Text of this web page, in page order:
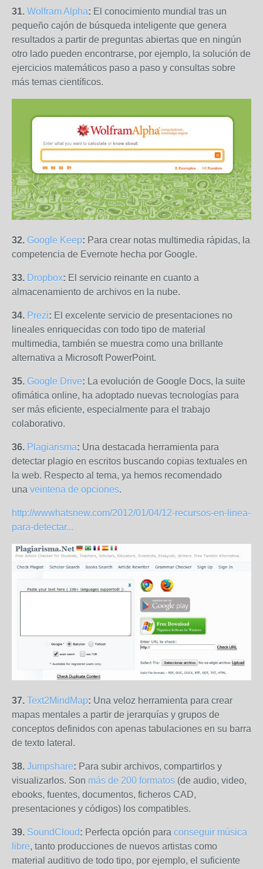
31. Wolfram Alpha: El conocimiento mundial tras un
pequeño cajón de búsqueda inteligente que genera
resultados a partir de preguntas abiertas que en ningún
otro lado pueden encontrarse, por ejemplo, la solución de
ejercicios matemáticos paso a paso y consultas sobre
más temas científicos.
32. Google Keep: Para crear notas multimedia rápidas, la
competencia de Evernote hecha por Google.
33. Dropbox: El servicio reinante en cuanto a
almacenamiento de archivos en la nube.
34. Prezi: El excelente servicio de presentaciones no
lineales enriquecidas con todo tipo de material
multimedia, también se muestra como una brillante
alternativa a Microsoft PowerPoint.
35. Google Drive: La evolución de Google Docs, la suite
ofimática online, ha adoptado nuevas tecnologías para
ser más eficiente, especialmente para el trabajo
colaborativo.
36. Plagiarisma: Una destacada herramienta para
detectar plagio en escritos buscando copias textuales en
la web. Respecto al tema, ya hemos recomendado
una veintena de opciones.
http://wwwhatsnew.com/2012/01/04/12-recursos-en-linea-
para-detectar...
37. Text2MindMap: Una veloz herramienta para crear
mapas mentales a partir de jerarquías y grupos de
conceptos definidos con apenas tabulaciones en su barra
de texto lateral.
38. Jumpshare: Para subir archivos, compartirlos y
visualizarlos. Son más de 200 formatos (de audio, video,
ebooks, fuentes, documentos, ficheros CAD,
presentaciones y códigos) los compatibles.
39. SoundCloud: Perfecta opción para conseguir música
libre, tanto producciones de nuevos artistas como
material auditivo de todo tipo, por ejemplo, el suficiente